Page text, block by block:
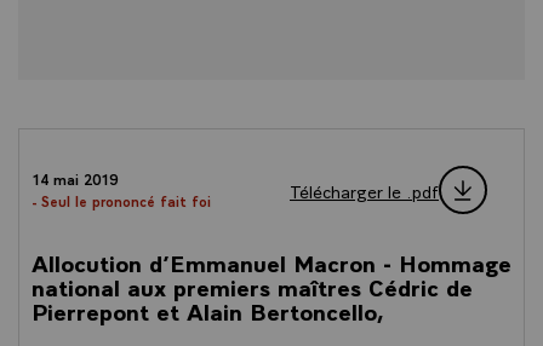
14 mai 2019
- Seul le prononcé fait foi
Télécharger le .pdf
Allocution d’Emmanuel Macron - Hommage
national aux premiers maîtres Cédric de
Pierrepont et Alain Bertoncello,